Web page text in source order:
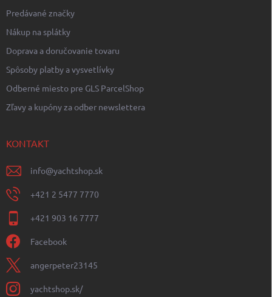
Predávané značky
Nákup na splátky
Doprava a doručovanie tovaru
Spôsoby platby a vysvetlívky
Odberné miesto pre GLS ParcelShop
Zľavy a kupóny za odber newslettera
KONTAKT
info@yachtshop.sk
+421 2 5477 7770
+421 903 16 7777
Facebook
angerpeter23145
yachtshop.sk/